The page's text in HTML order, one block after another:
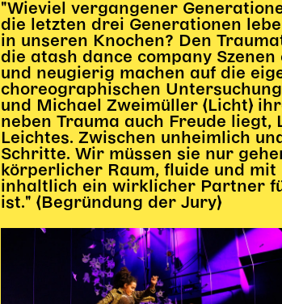
"Wieviel vergangener
die letzten drei Generationen
in unseren Knochen? Den
die atash dance company
und neugierig machen auf die
choreographischen
und Michael Zweimüller (Licht)
neben Trauma auch Freude liegt,
Leichtes. Zwischen unheimlich
Schritte. Wir müssen sie nur
körperlicher Raum, fluide und
inhaltlich ein wirklicher Partner
ist." (Begründung der Jury)